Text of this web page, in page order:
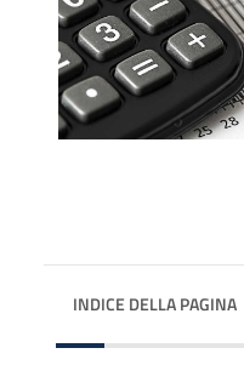
INDICE DELLA PAGINA